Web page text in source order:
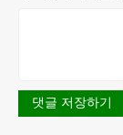
댓글 저장하기